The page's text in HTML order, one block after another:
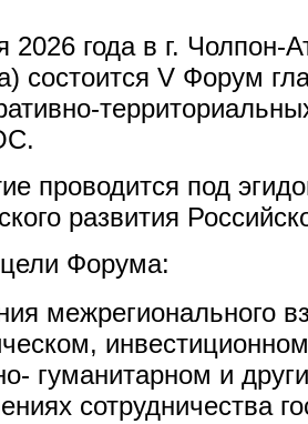
2026 года в г. Чолпон-
состоится V Форум
проводится под
развития
Форума:
межрегионального
гуманитарном и
сотрудничества